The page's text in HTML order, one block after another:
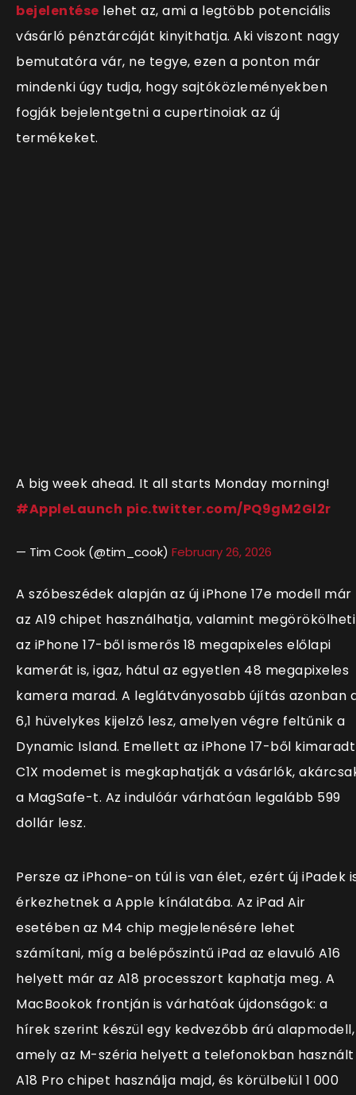
bejelentése lehet az, ami a legtöbb potenciális
vásárló pénztárcáját kinyithatja. Aki viszont nagy
bemutatóra vár, ne tegye, ezen a ponton már
mindenki úgy tudja, hogy sajtóközleményekben
fogják bejelentgetni a cupertinoiak az új
termékeket.
A big week ahead. It all starts Monday morning!
#AppleLaunch pic.twitter.com/PQ9gM2Gl2r
— Tim Cook (@tim_cook) February 26, 2026
A szóbeszédek alapján az új iPhone 17e modell már
az A19 chipet használhatja, valamint megörökölheti
az iPhone 17-ből ismerős 18 megapixeles előlapi
kamerát is, igaz, hátul az egyetlen 48 megapixeles
kamera marad. A leglátványosabb újítás azonban
6,1 hüvelykes kijelző lesz, amelyen végre feltűnik a
Dynamic Island. Emellett az iPhone 17-ből kimaradt
C1X modemet is megkaphatják a vásárlók,
a MagSafe-t. Az indulóár várhatóan legalább 599
dollár lesz.
Persze az iPhone-on túl is van élet, ezért új iPadek
érkezhetnek a Apple kínálatába. Az iPad Air
esetében az M4 chip megjelenésére lehet
számítani, míg a belépőszintű iPad az elavuló A16
helyett már az A18 processzort kaphatja meg. A
MacBookok frontján is várhatóak újdonságok: a
hírek szerint készül egy kedvezőbb árú alapmodell,
amely az M-széria helyett a telefonokban használt
A18 Pro chipet használja majd, és körülbelül 1 000